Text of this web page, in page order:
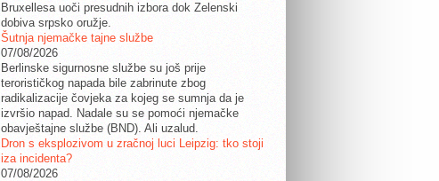
Bruxellesa uoči presudnih izbora dok Zelenski
dobiva srpsko oružje.
Šutnja njemačke tajne službe
07/08/2026
Berlinske sigurnosne službe su još prije
terorističkog napada bile zabrinute zbog
radikalizacije čovjeka za kojeg se sumnja da je
izvršio napad. Nadale su se pomoći njemačke
obavještajne službe (BND). Ali uzalud.
Dron s eksplozivom u zračnoj luci Leipzig: tko stoji
iza incidenta?
07/08/2026